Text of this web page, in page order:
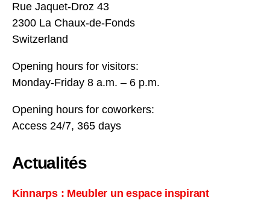
Rue Jaquet-Droz 43
2300 La Chaux-de-Fonds
Switzerland
Opening hours for visitors:
Monday-Friday 8 a.m. – 6 p.m.
Opening hours for coworkers:
Access 24/7, 365 days
Actualités
Kinnarps : Meubler un espace inspirant